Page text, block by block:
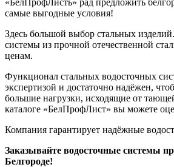
самые выгодные условия!
Здесь большой выбор стальных
системы из прочной отечественной
ценам.
Функционал стальных водосточных
экспертизой и достаточно надёжен,
большие нагрузки, исходящие от
каталоге «БелПрофЛист» вы можете
Компания гарантирует надёжные
Заказывайте водосточные системы
Белгороде!